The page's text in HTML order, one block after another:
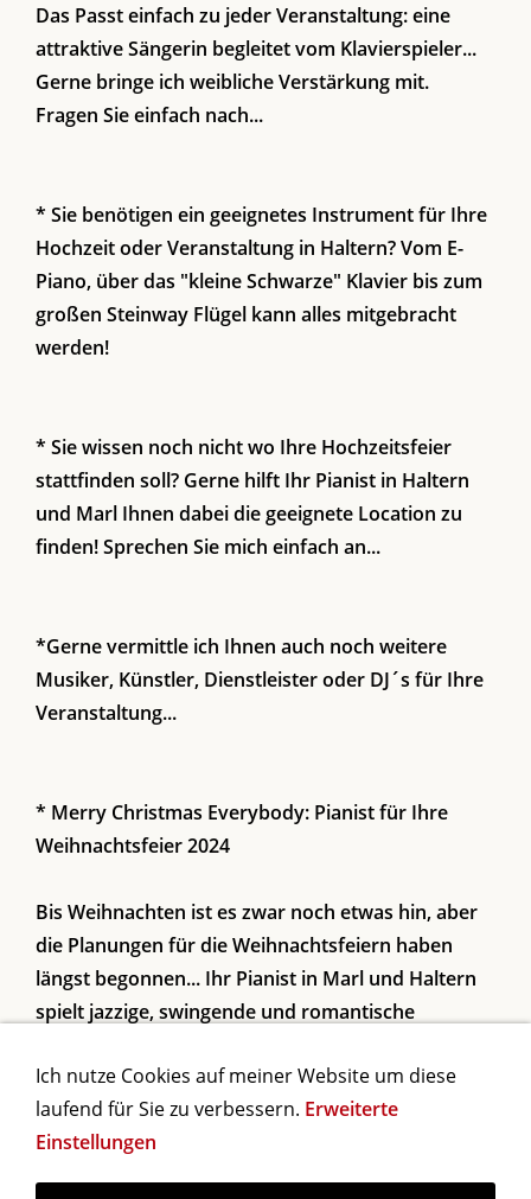
Das Passt einfach zu jeder Veranstaltung: eine
attraktive Sängerin begleitet vom Klavierspieler...
Gerne bringe ich weibliche Verstärkung mit.
Fragen Sie einfach nach...
* Sie benötigen ein geeignetes Instrument für Ihre
Hochzeit oder Veranstaltung in Haltern? Vom E-
Piano, über das "kleine Schwarze" Klavier bis zum
großen Steinway Flügel kann alles mitgebracht
werden!
* Sie wissen noch nicht wo Ihre Hochzeitsfeier
stattfinden soll? Gerne hilft Ihr Pianist in Haltern
und Marl Ihnen dabei die geeignete Location zu
finden! Sprechen Sie mich einfach an...
*Gerne vermittle ich Ihnen auch noch weitere
Musiker, Künstler, Dienstleister oder DJ´s für Ihre
Veranstaltung...
* Merry Christmas Everybody: Pianist für Ihre
Weihnachtsfeier 2024
Bis Weihnachten ist es zwar noch etwas hin, aber
die Planungen für die Weihnachtsfeiern haben
längst begonnen... Ihr Pianist in Marl und Haltern
spielt jazzige, swingende und romantische
2024...
Ich nutze Cookies auf meiner Website um diese
laufend für Sie zu verbessern. Erweiterte
Einstellungen